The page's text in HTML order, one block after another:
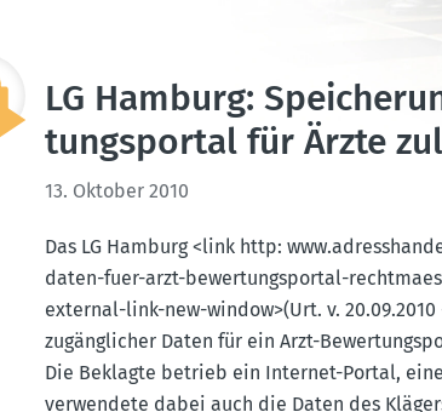
LG Hamburg:
tungs­portal für Ärzte
13. Oktober 2010
Das LG Hamburg <link http:
daten-fuer-arzt-bewer­tungs­portal-
external-link-new-window>(Urt. v.
zugäng­licher Daten für ein Arzt-
Die Beklagte betrieb ein Internet-Portal,
verwendete dabei auch die Daten des